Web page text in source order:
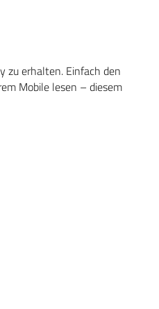
zu erhalten. Einfach den
Mobile lesen – diesem